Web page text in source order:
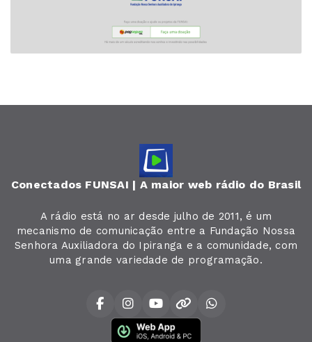
Conectados FUNSAI | A maior web rádio do Brasil
A rádio está no ar desde julho de 2011, é um
mecanismo de comunicação entre a Fundação Nossa
Senhora Auxiliadora do Ipiranga e a comunidade, com
uma grande variedade de programação.